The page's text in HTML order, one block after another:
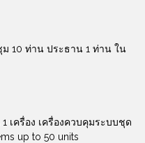
10 ท่าน ประธาน 1 ท่าน ใน
เครื่อง เครื่องควบคุมระบบชุด
up to 50 units